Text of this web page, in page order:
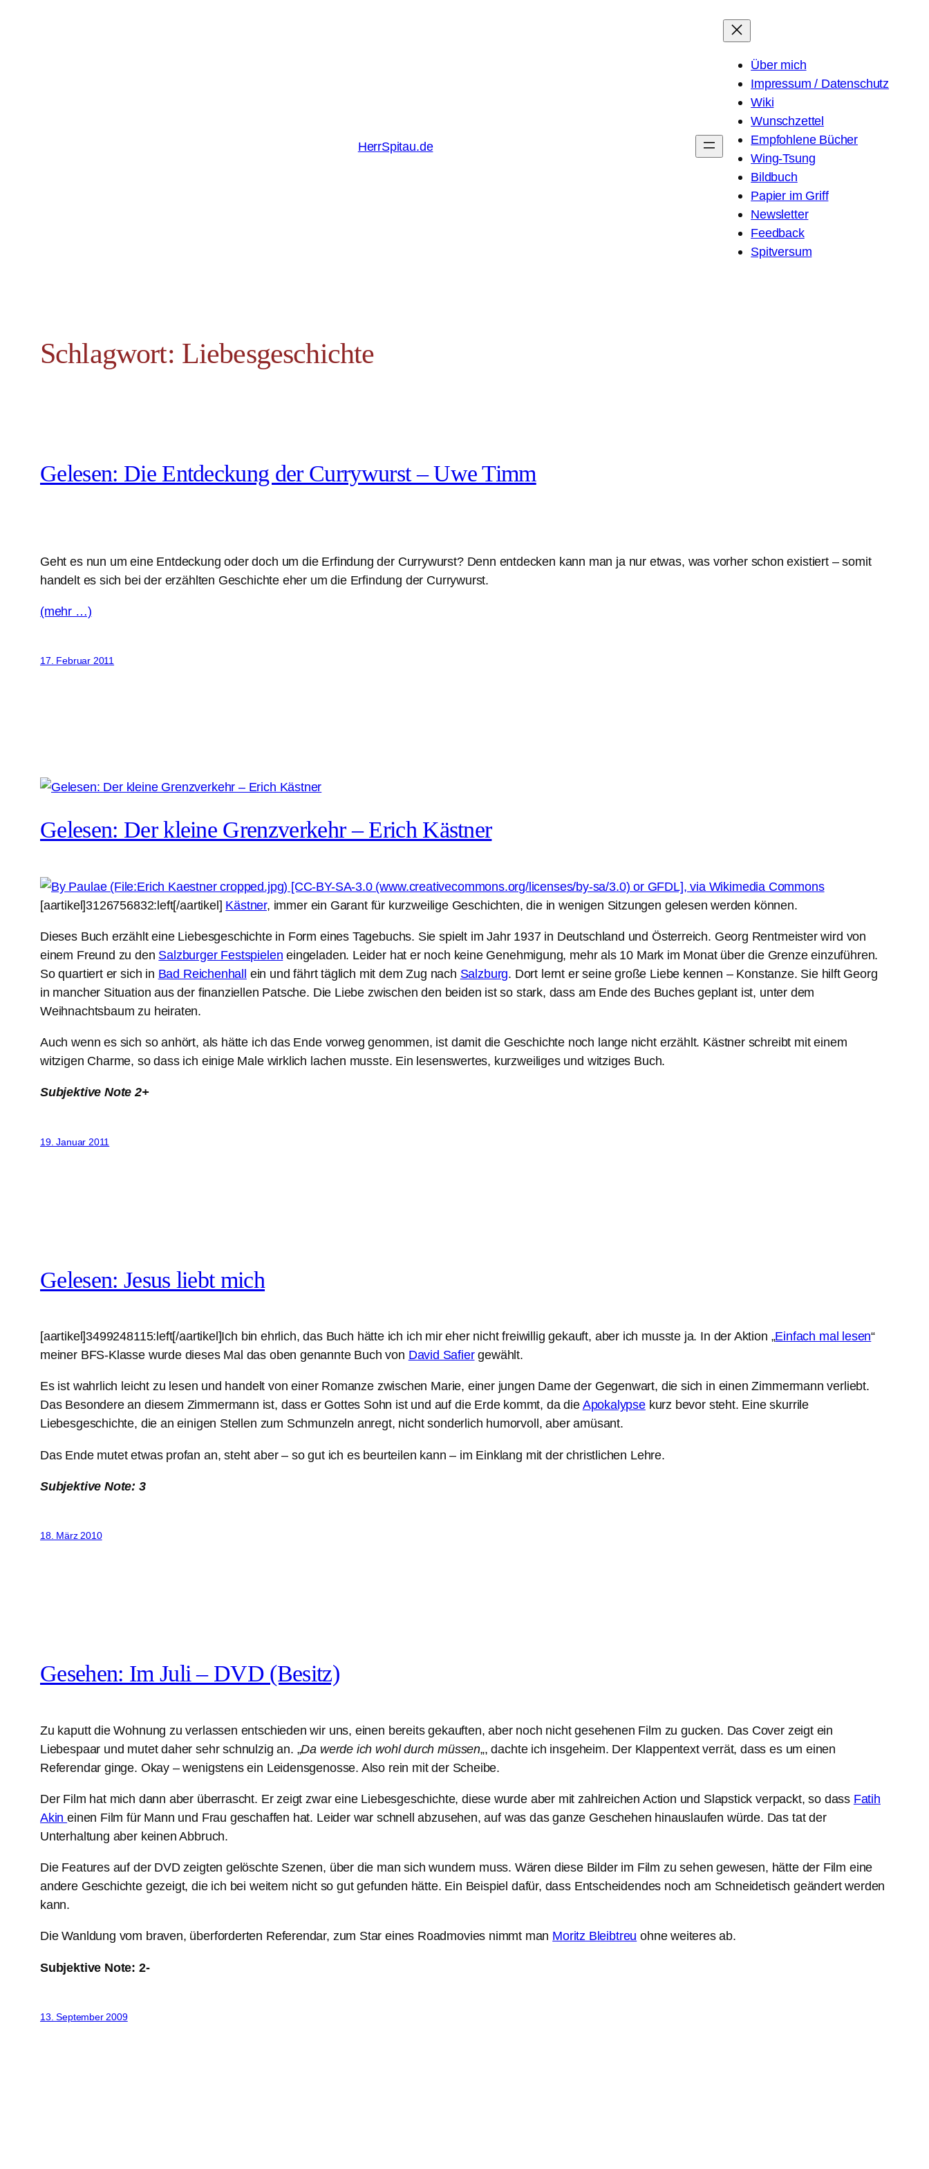
HerrSpitau.de
Über mich
Impressum / Datenschutz
Wiki
Wunschzettel
Empfohlene Bücher
Wing-Tsung
Bildbuch
Papier im Griff
Newsletter
Feedback
Spitversum
Schlagwort: Liebesgeschichte
Gelesen: Die Entdeckung der Currywurst – Uwe Timm
Geht es nun um eine Entdeckung oder doch um die Erfindung der Currywurst? Denn entdecken kann man ja nur etwas, was vorher schon existiert – somit
handelt es sich bei der erzählten Geschichte eher um die Erfindung der Currywurst.
(mehr …)
17. Februar 2011
Gelesen: Der kleine Grenzverkehr – Erich Kästner
[aartikel]3126756832:left[/aartikel] Kästner, immer ein Garant für kurzweilige Geschichten, die in wenigen Sitzungen gelesen werden können.
Dieses Buch erzählt eine Liebesgeschichte in Form eines Tagebuchs. Sie spielt im Jahr 1937 in Deutschland und Österreich. Georg Rentmeister wird von
einem Freund zu den Salzburger Festspielen eingeladen. Leider hat er noch keine Genehmigung, mehr als 10 Mark im Monat über die Grenze einzuführen.
So quartiert er sich in Bad Reichenhall ein und fährt täglich mit dem Zug nach Salzburg. Dort lernt er seine große Liebe kennen – Konstanze. Sie hilft Georg
in mancher Situation aus der finanziellen Patsche. Die Liebe zwischen den beiden ist so stark, dass am Ende des Buches geplant ist, unter dem
Weihnachtsbaum zu heiraten.
Auch wenn es sich so anhört, als hätte ich das Ende vorweg genommen, ist damit die Geschichte noch lange nicht erzählt. Kästner schreibt mit einem
witzigen Charme, so dass ich einige Male wirklich lachen musste. Ein lesenswertes, kurzweiliges und witziges Buch.
Subjektive Note 2+
19. Januar 2011
Gelesen: Jesus liebt mich
[aartikel]3499248115:left[/aartikel]Ich bin ehrlich, das Buch hätte ich ich mir eher nicht freiwillig gekauft, aber ich musste ja. In der Aktion „Einfach mal lesen“
meiner BFS-Klasse wurde dieses Mal das oben genannte Buch von David Safiergewählt.
Es ist wahrlich leicht zu lesen und handelt von einer Romanze zwischen Marie, einer jungen Dame der Gegenwart, die sich in einen Zimmermann verliebt.
Das Besondere an diesem Zimmermann ist, dass er Gottes Sohn ist und auf die Erde kommt, da dieApokalypsekurz bevor steht. Eine skurrile
Liebesgeschichte, die an einigen Stellen zum Schmunzeln anregt, nicht sonderlich humorvoll, aber amüsant.
Das Ende mutet etwas profan an, steht aber – so gut ich es beurteilen kann – im Einklang mit der christlichen Lehre.
Subjektive Note: 3
18. März 2010
Gesehen: Im Juli – DVD (Besitz)
Zu kaputt die Wohnung zu verlassen entschieden wir uns, einen bereits gekauften, aber noch nicht gesehenen Film zu gucken. Das Cover zeigt ein
Liebespaar und mutet daher sehr schnulzig an. „Da werde ich wohl durch müssen„, dachte ich insgeheim. Der Klappentext verrät, dass es um einen
Referendar ginge. Okay – wenigstens ein Leidensgenosse. Also rein mit der Scheibe.
Der Film hat mich dann aber überrascht. Er zeigt zwar eine Liebesgeschichte, diese wurde aber mit zahlreichen Action und Slapstick verpackt, so dass Fatih
Akineinen Film für Mann und Frau geschaffen hat. Leider war schnell abzusehen, auf was das ganze Geschehen hinauslaufen würde. Das tat der
Unterhaltung aber keinen Abbruch.
Die Features auf der DVD zeigten gelöschte Szenen, über die man sich wundern muss. Wären diese Bilder im Film zu sehen gewesen, hätte der Film eine
andere Geschichte gezeigt, die ich bei weitem nicht so gut gefunden hätte. Ein Beispiel dafür, dass Entscheidendes noch am Schneidetisch geändert werden
kann.
Die Wanldung vom braven, überforderten Referendar, zum Star eines Roadmovies nimmt man Moritz Bleibtreu ohne weiteres ab.
Subjektive Note: 2-
13. September 2009